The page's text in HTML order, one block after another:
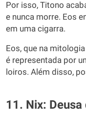
Por isso, Titono
e nunca morre. Eos
em uma cigarra.
Eos, que na
é representada por
loiros. Além disso,
11. Nix: